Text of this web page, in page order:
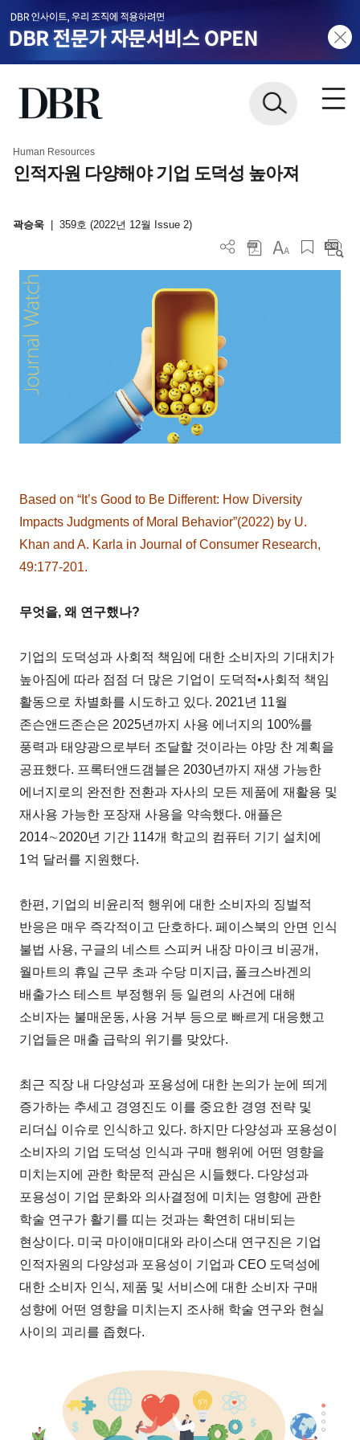
Human Resources
인적자원 다양해야 기업 도덕성 높아져
곽승욱 359호 (2022년 12월 Issue 2)
Based on “It’s Good to Be Different: How Diversity
Impacts Judgments of Moral Behavior”(2022) by U.
Khan and A. Karla in Journal of Consumer Research,
49:177-201.
무엇을, 왜 연구했나?
기업의 도덕성과 사회적 책임에 대한 소비자의 기대치가
높아짐에 따라 점점 더 많은 기업이 도덕적•사회적 책임
활동으로 차별화를 시도하고 있다. 2021년 11월
존슨앤드존슨은 2025년까지 사용 에너지의 100%를
풍력과 태양광으로부터 조달할 것이라는 야망 찬 계획을
공표했다. 프록터앤드갬블은 2030년까지 재생 가능한
에너지로의 완전한 전환과 자사의 모든 제품에 재활용 및
재사용 가능한 포장재 사용을 약속했다. 애플은
2014∼2020년 기간 114개 학교의 컴퓨터 기기 설치에
1억 달러를 지원했다.
한편, 기업의 비윤리적 행위에 대한 소비자의 징벌적
반응은 매우 즉각적이고 단호하다. 페이스북의 안면 인식
불법 사용, 구글의 네스트 스피커 내장 마이크 비공개,
월마트의 휴일 근무 초과 수당 미지급, 폴크스바겐의
배출가스 테스트 부정행위 등 일련의 사건에 대해
소비자는 불매운동, 사용 거부 등으로 빠르게 대응했고
기업들은 매출 급락의 위기를 맞았다.
최근 직장 내 다양성과 포용성에 대한 논의가 눈에 띄게
증가하는 추세고 경영진도 이를 중요한 경영 전략 및
리더십 이슈로 인식하고 있다. 하지만 다양성과 포용성이
소비자의 기업 도덕성 인식과 구매 행위에 어떤 영향을
미치는지에 관한 학문적 관심은 시들했다. 다양성과
포용성이 기업 문화와 의사결정에 미치는 영향에 관한
학술 연구가 활기를 띠는 것과는 확연히 대비되는
현상이다. 미국 마이애미대와 라이스대 연구진은 기업
인적자원의 다양성과 포용성이 기업과 CEO 도덕성에
대한 소비자 인식, 제품 및 서비스에 대한 소비자 구매
성향에 어떤 영향을 미치는지 조사해 학술 연구와 현실
사이의 괴리를 좁혔다.